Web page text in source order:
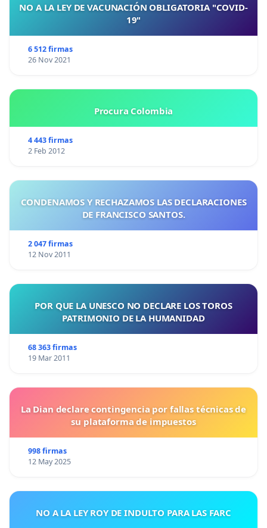
NO A LA LEY DE VACUNACIÓN OBLIGATORIA "COVID-
19"
6 512 firmas
26 Nov 2021
Procura Colombia
4 443 firmas
2 Feb 2012
CONDENAMOS Y RECHAZAMOS LAS DECLARACIONES
DE FRANCISCO SANTOS.
2 047 firmas
12 Nov 2011
POR QUE LA UNESCO NO DECLARE LOS TOROS
PATRIMONIO DE LA HUMANIDAD
68 363 firmas
19 Mar 2011
La Dian declare contingencia por fallas técnicas de
su plataforma de impuestos
998 firmas
12 May 2025
NO A LA LEY ROY DE INDULTO PARA LAS FARC